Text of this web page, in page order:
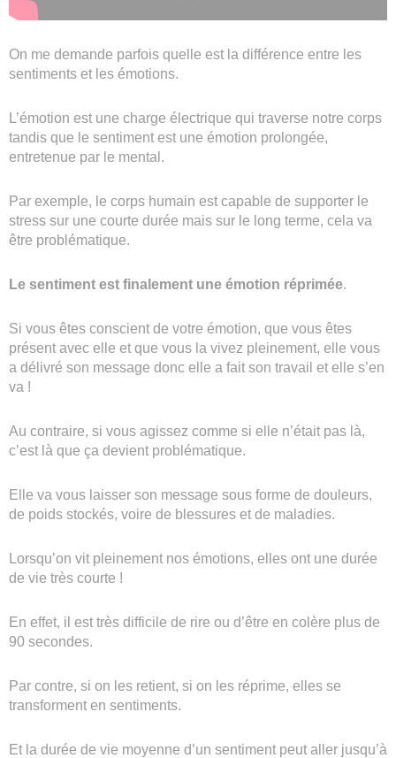
On me demande parfois quelle est la différence entre les
sentiments et les émotions.
L’émotion est une charge électrique qui traverse notre corps
tandis que le sentiment est une émotion prolongée,
entretenue par le mental.
Par exemple, le corps humain est capable de supporter le
stress sur une courte durée mais sur le long terme, cela va
être problématique.
Le sentiment est finalement une émotion réprimée.
Si vous êtes conscient de votre émotion, que vous êtes
présent avec elle et que vous la vivez pleinement, elle vous
a délivré son message donc elle a fait son travail et elle s’en
va !
Au contraire, si vous agissez comme si elle n’était pas là,
c’est là que ça devient problématique.
Elle va vous laisser son message sous forme de douleurs,
de poids stockés, voire de blessures et de maladies.
Lorsqu’on vit pleinement nos émotions, elles ont une durée
de vie très courte !
En effet, il est très difficile de rire ou d’être en colère plus de
90 secondes.
Par contre, si on les retient, si on les réprime, elles se
transforment en sentiments.
Et la durée de vie moyenne d’un sentiment peut aller jusqu’à